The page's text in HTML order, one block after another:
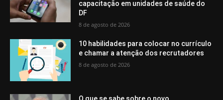
capacitação em unidades de saúde do
DF
8 de agosto de 2026
10 habilidades para colocar no currículo
e chamar a atenção dos recrutadores
8 de agosto de 2026